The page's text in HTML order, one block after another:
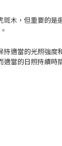
斑木，但重要的
持適當的光照強
當的日照持續時